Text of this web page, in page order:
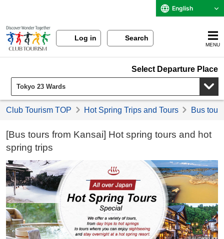
English
Log in Search
MENU
Select Departure Place
Club Tourism TOP Hot Spring Trips and Tours Bus
[Bus tours from Kansai] Hot spring tours and hot
spring trips